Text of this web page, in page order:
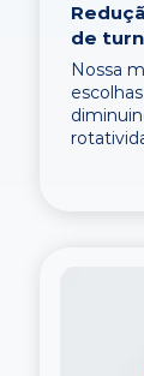
de
Nossa